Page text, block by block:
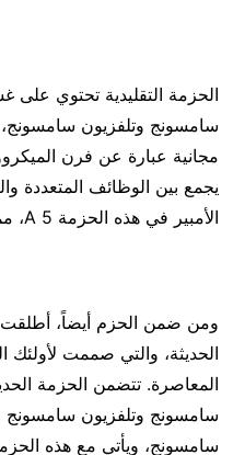
الحزمة التقليدية تحتوي على
سامسونج وتلفزيون
يجمع بين الوظائف المتعددة
الأمبير في هذه الحزمة 5 A، مما يضمن تشغيلًا فعالًا للطاقة.
ومن ضمن الحزم أيضاً،
الحديثة، والتي صممت لأولئك
المعاصرة. تتضمن الحزمة
سامسونج وتلفزيون
سامسونج، ويأتي مع هذه